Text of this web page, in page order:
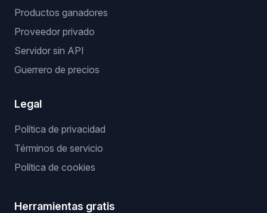
Productos ganadores
Proveedor privado
Servidor sin API
Guerrero de precios
Legal
Política de privacidad
Términos de servicio
Política de cookies
Herramientas gratis